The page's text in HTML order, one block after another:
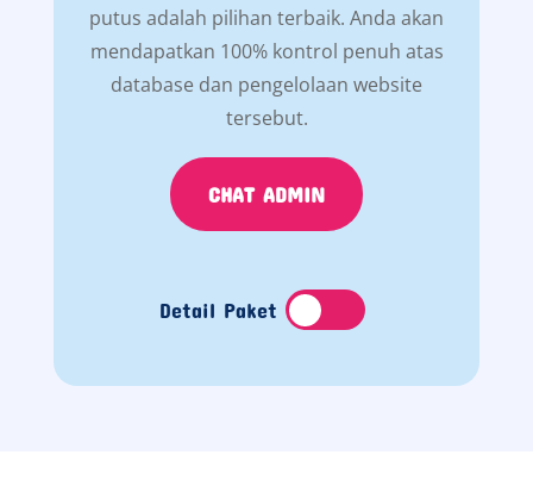
putus adalah pilihan terbaik. Anda akan
mendapatkan 100% kontrol penuh atas
database dan pengelolaan website
tersebut.
CHAT ADMIN
Detail Paket